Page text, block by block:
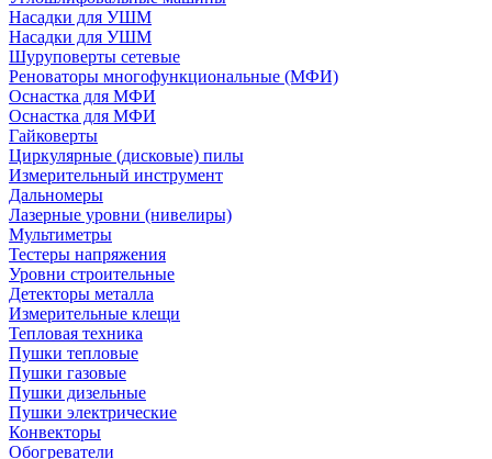
Насадки для УШМ
Насадки для УШМ
Шуруповерты сетевые
Реноваторы многофункциональные (МФИ)
Оснастка для МФИ
Оснастка для МФИ
Гайковерты
Циркулярные (дисковые) пилы
Измерительный инструмент
Дальномеры
Лазерные уровни (нивелиры)
Мультиметры
Тестеры напряжения
Уровни строительные
Детекторы металла
Измерительные клещи
Тепловая техника
Пушки тепловые
Пушки газовые
Пушки дизельные
Пушки электрические
Конвекторы
Обогреватели